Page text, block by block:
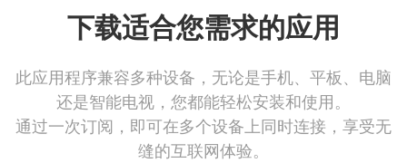
下载适合您需求的应用
此应用程序兼容多种设备，无论是手机、平板、电脑
还是智能电视，您都能轻松安装和使用。
通过一次订阅，即可在多个设备上同时连接，享受无
缝的互联网体验。